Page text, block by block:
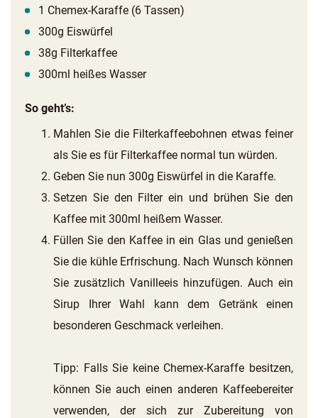
1 Chemex-Karaffe (6 Tassen)
300g Eiswürfel
38g Filterkaffee
300ml heißes Wasser
So geht’s:
Mahlen Sie die Filterkaffeebohnen etwas feiner
als Sie es für Filterkaffee normal tun würden.
Geben Sie nun 300g Eiswürfel in die Karaffe.
Setzen Sie den Filter ein und brühen Sie den
Kaffee mit 300ml heißem Wasser.
Füllen Sie den Kaffee in ein Glas und genießen
Sie die kühle Erfrischung. Nach Wunsch können
Sie zusätzlich Vanilleeis hinzufügen. Auch ein
Sirup Ihrer Wahl kann dem Getränk einen
besonderen Geschmack verleihen.
Tipp: Falls Sie keine Chemex-Karaffe besitzen,
können Sie auch einen anderen Kaffeebereiter
verwenden, der sich zur Zubereitung von